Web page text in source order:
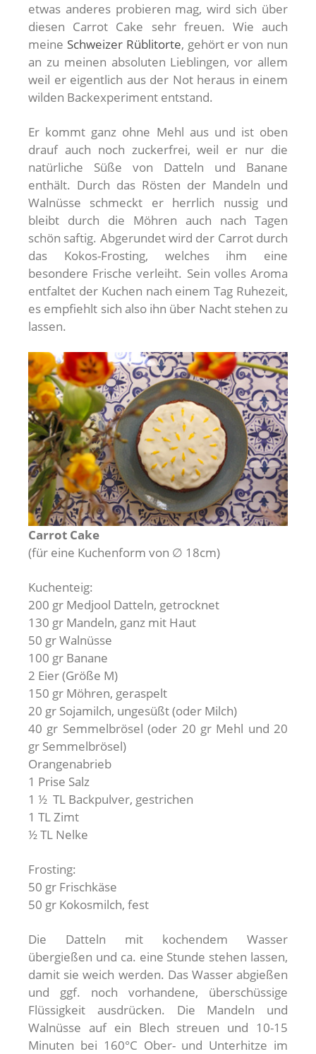
etwas anderes probieren mag, wird sich über
diesen Carrot Cake sehr freuen. Wie auch
meine Schweizer Rüblitorte, gehört er von nun
an zu meinen absoluten Lieblingen, vor allem
weil er eigentlich aus der Not heraus in einem
wilden Backexperiment entstand.
Er kommt ganz ohne Mehl aus und ist oben
drauf auch noch zuckerfrei, weil er nur die
natürliche Süße von Datteln und Banane
enthält. Durch das Rösten der Mandeln und
Walnüsse schmeckt er herrlich nussig und
bleibt durch die Möhren auch nach Tagen
schön saftig. Abgerundet wird der Carrot durch
das Kokos-Frosting, welches ihm eine
besondere Frische verleiht. Sein volles Aroma
entfaltet der Kuchen nach einem Tag Ruhezeit,
es empfiehlt sich also ihn über Nacht stehen zu
lassen.
Carrot Cake
(für eine Kuchenform von ∅ 18cm)
Kuchenteig:
200 gr Medjool Datteln, getrocknet
130 gr Mandeln, ganz mit Haut
50 gr Walnüsse
100 gr Banane
2 Eier (Größe M)
150 gr Möhren, geraspelt
20 gr Sojamilch, ungesüßt (oder Milch)
40 gr Semmelbrösel (oder 20 gr Mehl und 20
gr Semmelbrösel)
Orangenabrieb
1 Prise Salz
1 ½ TL Backpulver, gestrichen
1 TL Zimt
½ TL Nelke
Frosting:
50 gr Frischkäse
50 gr Kokosmilch, fest
Die Datteln mit kochendem Wasser
übergießen und ca. eine Stunde stehen lassen,
damit sie weich werden. Das Wasser abgießen
und ggf. noch vorhandene, überschüssige
Flüssigkeit ausdrücken. Die Mandeln und
Walnüsse auf ein Blech streuen und 10-15
Minuten bei 160°C Ober- und Unterhitze im